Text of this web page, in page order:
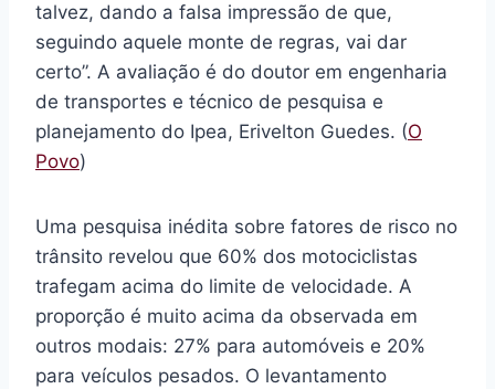
talvez, dando a falsa impressão de que,
seguindo aquele monte de regras, vai dar
certo”. A avaliação é do doutor em engenharia
de transportes e técnico de pesquisa e
planejamento do Ipea, Erivelton Guedes. (O
Povo)
Uma pesquisa inédita sobre fatores de risco no
trânsito revelou que 60% dos motociclistas
trafegam acima do limite de velocidade. A
proporção é muito acima da observada em
outros modais: 27% para automóveis e 20%
para veículos pesados. O levantamento